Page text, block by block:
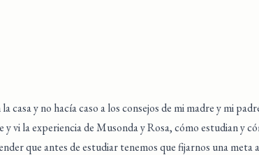
casa y no hacía caso a los consejos de mi madre y mi
vi la experiencia de Musonda y Rosa, cómo estudian y
que antes de estudiar tenemos que fijarnos una meta